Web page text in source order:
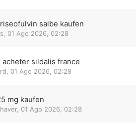
salbe kaufen
01 Ago 2026, 02:28
sildalis france
01 Ago 2026, 02:28
mg kaufen
, 01 Ago 2026, 02:28